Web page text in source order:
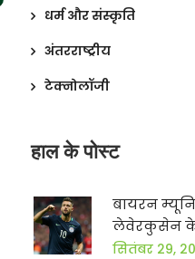
धर्म और संस्कृति
अंतरराष्ट्रीय
टेक्नोलॉजी
हाल के पोस्ट
बायरन
लेवेरकुसेन
पावलोविक
सितंबर 29,